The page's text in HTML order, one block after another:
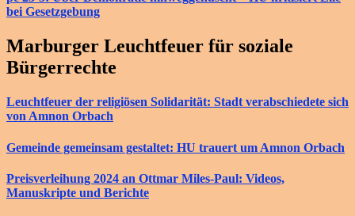
bei Gesetzgebung
Marburger Leuchtfeuer für soziale
Bürgerrechte
Leuchtfeuer der religiösen Solidarität: Stadt verabschiedete sich
von Amnon Orbach
Gemeinde gemeinsam gestaltet: HU trauert um Amnon Orbach
Preisverleihung 2024 an Ottmar Miles-Paul: Videos,
Manuskripte und Berichte